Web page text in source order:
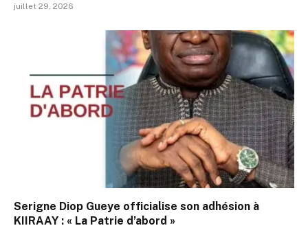
juillet 29, 2026
Serigne Diop Gueye officialise son adhésion à
KIIRAAY : « La Patrie d’abord »